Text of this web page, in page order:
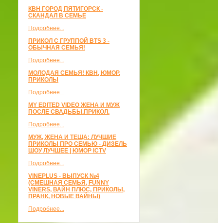
КВН ГОРОД ПЯТИГОРСК -
СКАНДАЛ В СЕМЬЕ
Подробнее...
ПРИКОЛ С ГРУППОЙ BTS 3 -
ОБЫЧНАЯ СЕМЬЯ!
Подробнее...
МОЛОДАЯ СЕМЬЯ! КВН, ЮМОР,
ПРИКОЛЫ
Подробнее...
MY EDITED VIDEO ЖЕНА И МУЖ
ПОСЛЕ СВАДЬБЫ.ПРИКОЛ.
Подробнее...
МУЖ, ЖЕНА И ТЕЩА: ЛУЧШИЕ
ПРИКОЛЫ ПРО СЕМЬЮ - ДИЗЕЛЬ
ШОУ ЛУЧШЕЕ | ЮМОР ICTV
Подробнее...
VINEPLUS - ВЫПУСК №4
(СМЕШНАЯ СЕМЬЯ, FUNNY
VINERS, ВАЙН ПЛЮС, ПРИКОЛЫ,
ПРАНК, НОВЫЕ ВАЙНЫ)
Подробнее...